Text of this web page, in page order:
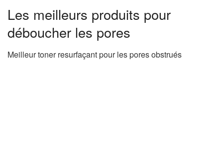
Les meilleurs produits pour
déboucher les pores
Meilleur toner resurfaçant pour les pores obstrués